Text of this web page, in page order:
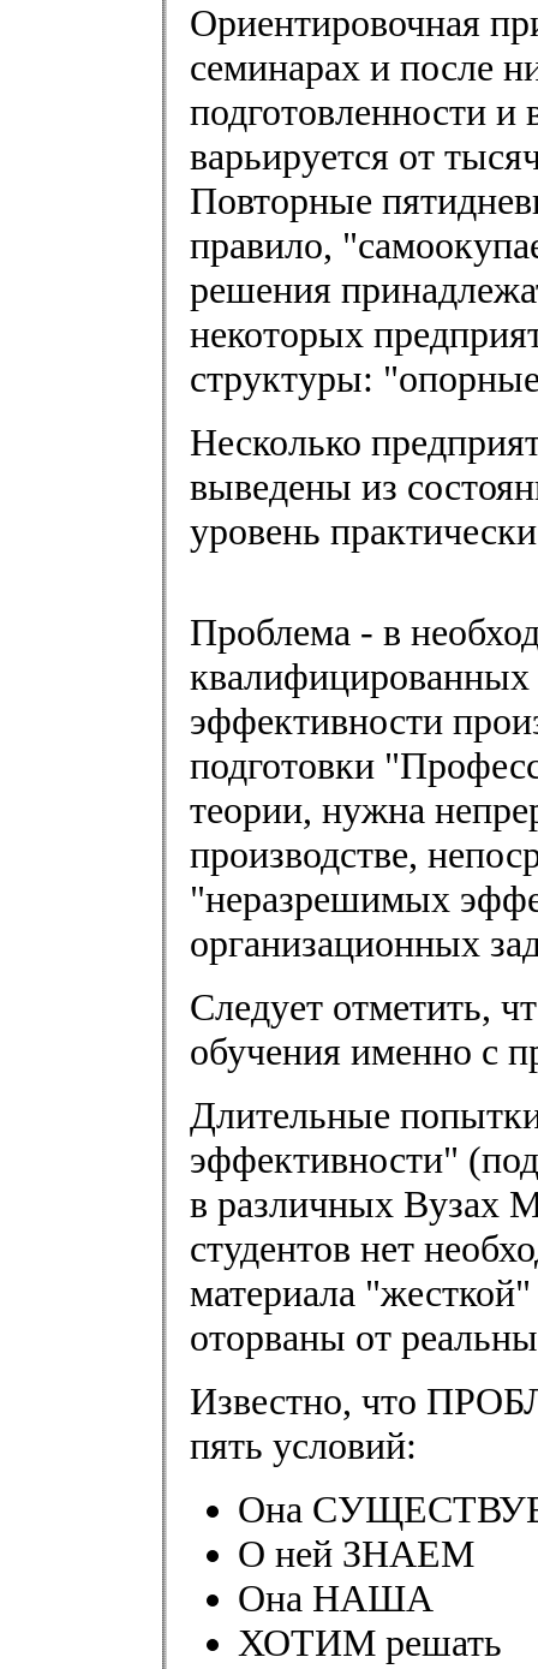
Ориентировочная
семинарах и после
подготовленности и
варьируется от
Повторные
правило,
решения
некоторых
структуры:
Несколько
выведены из
уровень
Проблема - в
эффективности
подготовки
теории, нужна
производстве,
"неразрешимых
организационных
Следует отметить,
обучения именно с
Длительные
эффективности"
в различных Вузах
студентов нет
материала
оторваны от
Известно, что
пять условий:
Она
О ней ЗНАЕМ
Она НАША
ХОТИМ решать